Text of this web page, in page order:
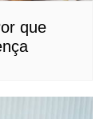
que